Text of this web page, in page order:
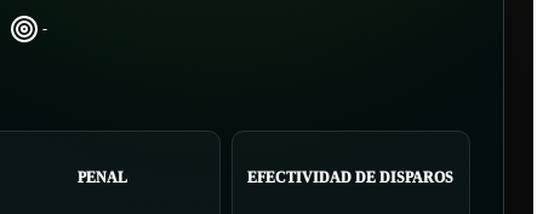
-
PENAL EFECTIVIDAD DE DISPAROS